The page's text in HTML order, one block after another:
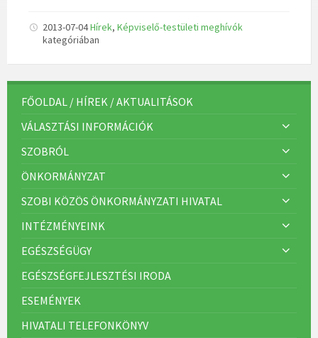
2013-07-04Hírek, Képviselő-testületi meghívók
kategóriában
FŐOLDAL / HÍREK / AKTUALITÁSOK
VÁLASZTÁSI INFORMÁCIÓK
SZOBRÓL
ÖNKORMÁNYZAT
SZOBI KÖZÖS ÖNKORMÁNYZATI HIVATAL
INTÉZMÉNYEINK
EGÉSZSÉGÜGY
EGÉSZSÉGFEJLESZTÉSI IRODA
ESEMÉNYEK
HIVATALI TELEFONKÖNYV